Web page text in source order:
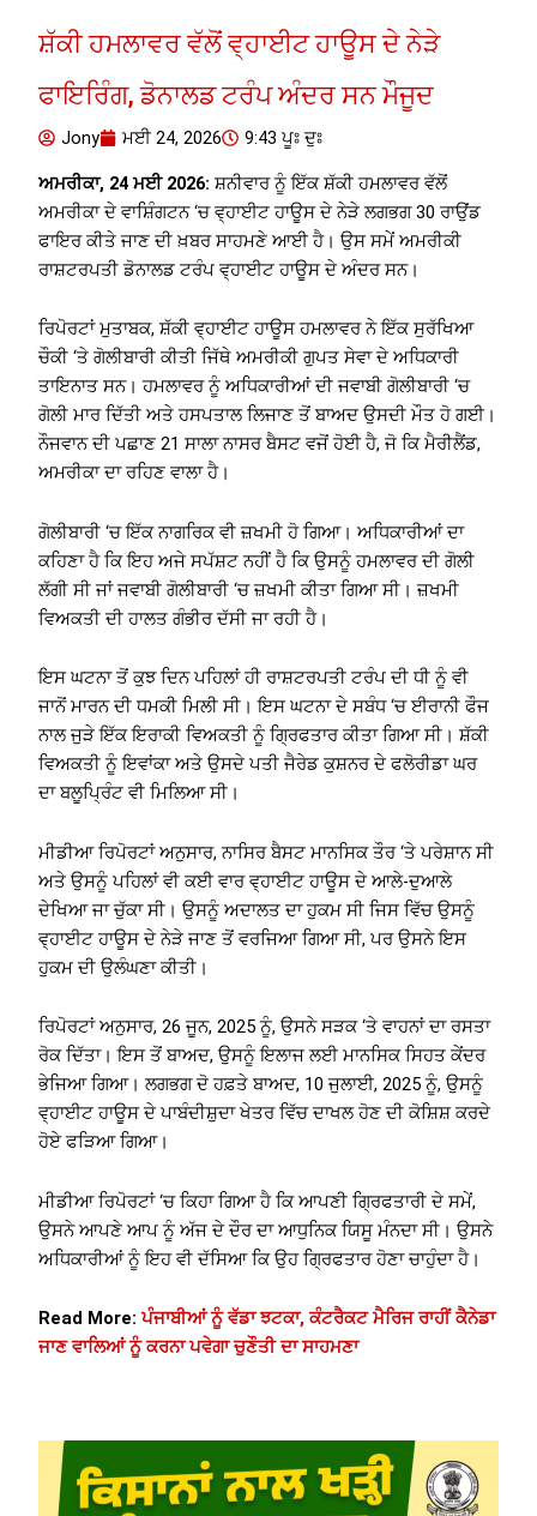
ਸ਼ੱਕੀ ਹਮਲਾਵਰ ਵੱਲੋਂ ਵ੍ਹਾਈਟ ਹਾਊਸ ਦੇ ਨੇੜੇ
ਫਾਇਰਿੰਗ, ਡੋਨਾਲਡ ਟਰੰਪ ਅੰਦਰ ਸਨ ਮੌਜੂਦ
Jony ਮਈ 24, 2026 9:43 ਪੂਃ ਦੁਃ
ਅਮਰੀਕਾ, 24 ਮਈ 2026: ਸ਼ਨੀਵਾਰ ਨੂੰ ਇੱਕ ਸ਼ੱਕੀ ਹਮਲਾਵਰ ਵੱਲੋਂ
ਅਮਰੀਕਾ ਦੇ ਵਾਸ਼ਿੰਗਟਨ ‘ਚ ਵ੍ਹਾਈਟ ਹਾਊਸ ਦੇ ਨੇੜੇ ਲਗਭਗ 30 ਰਾਉਂਡ
ਫਾਇਰ ਕੀਤੇ ਜਾਣ ਦੀ ਖ਼ਬਰ ਸਾਹਮਣੇ ਆਈ ਹੈ। ਉਸ ਸਮੇਂ ਅਮਰੀਕੀ
ਰਾਸ਼ਟਰਪਤੀ ਡੋਨਾਲਡ ਟਰੰਪ ਵ੍ਹਾਈਟ ਹਾਊਸ ਦੇ ਅੰਦਰ ਸਨ।
ਰਿਪੋਰਟਾਂ ਮੁਤਾਬਕ, ਸ਼ੱਕੀ ਵ੍ਹਾਈਟ ਹਾਊਸ ਹਮਲਾਵਰ ਨੇ ਇੱਕ ਸੁਰੱਖਿਆ
ਚੌਕੀ ‘ਤੇ ਗੋਲੀਬਾਰੀ ਕੀਤੀ ਜਿੱਥੇ ਅਮਰੀਕੀ ਗੁਪਤ ਸੇਵਾ ਦੇ ਅਧਿਕਾਰੀ
ਤਾਇਨਾਤ ਸਨ। ਹਮਲਾਵਰ ਨੂੰ ਅਧਿਕਾਰੀਆਂ ਦੀ ਜਵਾਬੀ ਗੋਲੀਬਾਰੀ ‘ਚ
ਗੋਲੀ ਮਾਰ ਦਿੱਤੀ ਅਤੇ ਹਸਪਤਾਲ ਲਿਜਾਣ ਤੋਂ ਬਾਅਦ ਉਸਦੀ ਮੌਤ ਹੋ ਗਈ।
ਨੌਜਵਾਨ ਦੀ ਪਛਾਣ 21 ਸਾਲਾ ਨਾਸਰ ਬੈਸਟ ਵਜੋਂ ਹੋਈ ਹੈ, ਜੋ ਕਿ ਮੈਰੀਲੈਂਡ,
ਅਮਰੀਕਾ ਦਾ ਰਹਿਣ ਵਾਲਾ ਹੈ।
ਗੋਲੀਬਾਰੀ ‘ਚ ਇੱਕ ਨਾਗਰਿਕ ਵੀ ਜ਼ਖਮੀ ਹੋ ਗਿਆ। ਅਧਿਕਾਰੀਆਂ ਦਾ
ਕਹਿਣਾ ਹੈ ਕਿ ਇਹ ਅਜੇ ਸਪੱਸ਼ਟ ਨਹੀਂ ਹੈ ਕਿ ਉਸਨੂੰ ਹਮਲਾਵਰ ਦੀ ਗੋਲੀ
ਲੱਗੀ ਸੀ ਜਾਂ ਜਵਾਬੀ ਗੋਲੀਬਾਰੀ ‘ਚ ਜ਼ਖਮੀ ਕੀਤਾ ਗਿਆ ਸੀ। ਜ਼ਖਮੀ
ਵਿਅਕਤੀ ਦੀ ਹਾਲਤ ਗੰਭੀਰ ਦੱਸੀ ਜਾ ਰਹੀ ਹੈ।
ਇਸ ਘਟਨਾ ਤੋਂ ਕੁਝ ਦਿਨ ਪਹਿਲਾਂ ਹੀ ਰਾਸ਼ਟਰਪਤੀ ਟਰੰਪ ਦੀ ਧੀ ਨੂੰ ਵੀ
ਜਾਨੋਂ ਮਾਰਨ ਦੀ ਧਮਕੀ ਮਿਲੀ ਸੀ। ਇਸ ਘਟਨਾ ਦੇ ਸਬੰਧ ‘ਚ ਈਰਾਨੀ ਫੌਜ
ਨਾਲ ਜੁੜੇ ਇੱਕ ਇਰਾਕੀ ਵਿਅਕਤੀ ਨੂੰ ਗ੍ਰਿਫਤਾਰ ਕੀਤਾ ਗਿਆ ਸੀ। ਸ਼ੱਕੀ
ਵਿਅਕਤੀ ਨੂੰ ਇਵਾਂਕਾ ਅਤੇ ਉਸਦੇ ਪਤੀ ਜੈਰੇਡ ਕੁਸ਼ਨਰ ਦੇ ਫਲੋਰੀਡਾ ਘਰ
ਦਾ ਬਲੂਪ੍ਰਿੰਟ ਵੀ ਮਿਲਿਆ ਸੀ।
ਮੀਡੀਆ ਰਿਪੋਰਟਾਂ ਅਨੁਸਾਰ, ਨਾਸਿਰ ਬੈਸਟ ਮਾਨਸਿਕ ਤੌਰ ‘ਤੇ ਪਰੇਸ਼ਾਨ ਸੀ
ਅਤੇ ਉਸਨੂੰ ਪਹਿਲਾਂ ਵੀ ਕਈ ਵਾਰ ਵ੍ਹਾਈਟ ਹਾਊਸ ਦੇ ਆਲੇ-ਦੁਆਲੇ
ਦੇਖਿਆ ਜਾ ਚੁੱਕਾ ਸੀ। ਉਸਨੂੰ ਅਦਾਲਤ ਦਾ ਹੁਕਮ ਸੀ ਜਿਸ ਵਿੱਚ ਉਸਨੂੰ
ਵ੍ਹਾਈਟ ਹਾਊਸ ਦੇ ਨੇੜੇ ਜਾਣ ਤੋਂ ਵਰਜਿਆ ਗਿਆ ਸੀ, ਪਰ ਉਸਨੇ ਇਸ
ਹੁਕਮ ਦੀ ਉਲੰਘਣਾ ਕੀਤੀ।
ਰਿਪੋਰਟਾਂ ਅਨੁਸਾਰ, 26 ਜੂਨ, 2025 ਨੂੰ, ਉਸਨੇ ਸੜਕ ‘ਤੇ ਵਾਹਨਾਂ ਦਾ ਰਸਤਾ
ਰੋਕ ਦਿੱਤਾ। ਇਸ ਤੋਂ ਬਾਅਦ, ਉਸਨੂੰ ਇਲਾਜ ਲਈ ਮਾਨਸਿਕ ਸਿਹਤ ਕੇਂਦਰ
ਭੇਜਿਆ ਗਿਆ। ਲਗਭਗ ਦੋ ਹਫ਼ਤੇ ਬਾਅਦ, 10 ਜੁਲਾਈ, 2025 ਨੂੰ, ਉਸਨੂੰ
ਵ੍ਹਾਈਟ ਹਾਊਸ ਦੇ ਪਾਬੰਦੀਸ਼ੁਦਾ ਖੇਤਰ ਵਿੱਚ ਦਾਖਲ ਹੋਣ ਦੀ ਕੋਸ਼ਿਸ਼ ਕਰਦੇ
ਹੋਏ ਫੜਿਆ ਗਿਆ।
ਮੀਡੀਆ ਰਿਪੋਰਟਾਂ ‘ਚ ਕਿਹਾ ਗਿਆ ਹੈ ਕਿ ਆਪਣੀ ਗ੍ਰਿਫਤਾਰੀ ਦੇ ਸਮੇਂ,
ਉਸਨੇ ਆਪਣੇ ਆਪ ਨੂੰ ਅੱਜ ਦੇ ਦੌਰ ਦਾ ਆਧੁਨਿਕ ਯਿਸੂ ਮੰਨਦਾ ਸੀ। ਉਸਨੇ
ਅਧਿਕਾਰੀਆਂ ਨੂੰ ਇਹ ਵੀ ਦੱਸਿਆ ਕਿ ਉਹ ਗ੍ਰਿਫਤਾਰ ਹੋਣਾ ਚਾਹੁੰਦਾ ਹੈ।
Read More:ਪੰਜਾਬੀਆਂ ਨੂੰ ਵੱਡਾ ਝਟਕਾ, ਕੰਟਰੈਕਟ ਮੈਰਿਜ ਰਾਹੀਂ ਕੈਨੇਡਾ
ਜਾਣ ਵਾਲਿਆਂ ਨੂੰ ਕਰਨਾ ਪਵੇਗਾ ਚੁਣੌਤੀ ਦਾ ਸਾਹਮਣਾ